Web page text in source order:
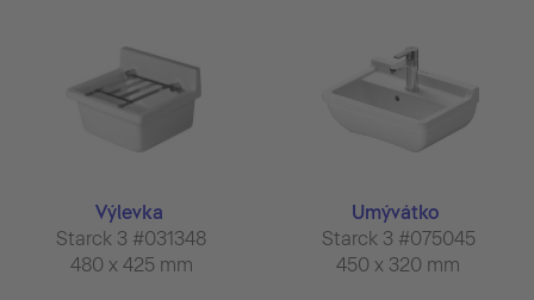
Výlevka
Starck 3 #031348
480 x 425 mm
Umývátko
Starck 3 #075045
450 x 320 mm